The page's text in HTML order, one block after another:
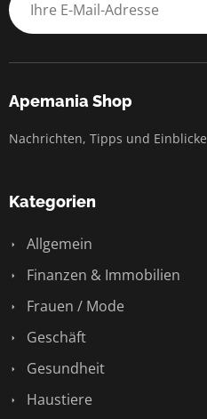
Apemania Shop
Nachrichten, Tipps und Einblicke
Kategorien
Allgemein
Finanzen & Immobilien
Frauen / Mode
Geschäft
Gesundheit
Haustiere